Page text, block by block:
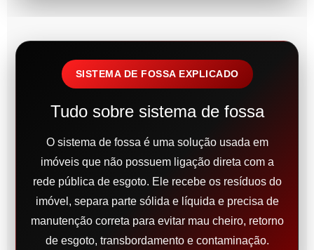
SISTEMA DE FOSSA EXPLICADO
Tudo sobre sistema de fossa
O sistema de fossa é uma solução usada em
imóveis que não possuem ligação direta com a
rede pública de esgoto. Ele recebe os resíduos do
imóvel, separa parte sólida e líquida e precisa de
manutenção correta para evitar mau cheiro, retorno
de esgoto, transbordamento e contaminação.